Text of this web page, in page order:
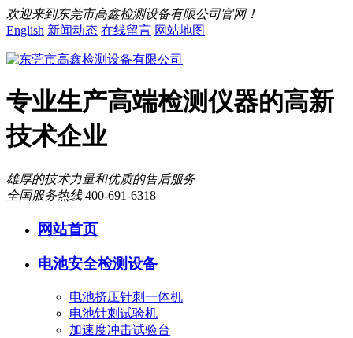
欢迎来到东莞市高鑫检测设备有限公司官网！
English 新闻动态 在线留言 网站地图
专业生产高端检测仪器的高新
技术企业
雄厚的技术力量和优质的售后服务
全国服务热线 400-691-6318
网站首页
电池安全检测设备
电池挤压针刺一体机
电池针刺试验机
加速度冲击试验台